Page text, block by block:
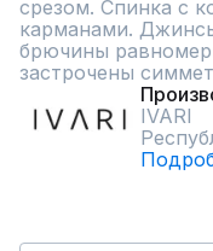
срезом. Спинка с
карманами.
брючины
застрочены
IVARI